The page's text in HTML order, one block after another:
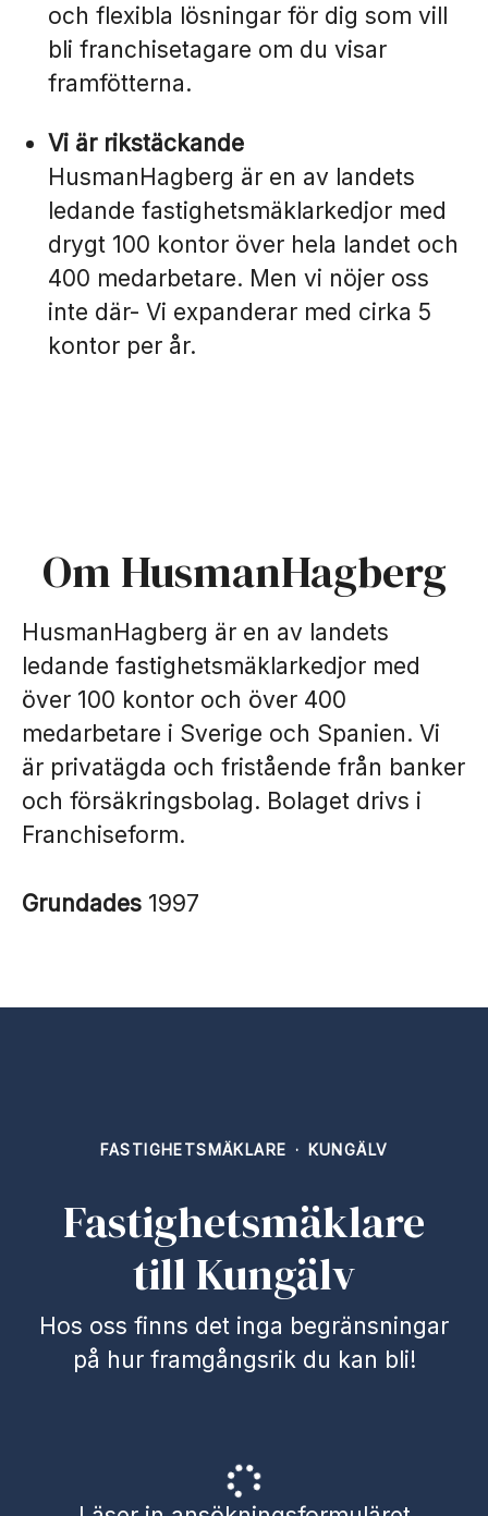
och flexibla lösningar för dig som vill
bli franchisetagare om du visar
framfötterna.
Vi är rikstäckande
HusmanHagberg är en av landets
ledande fastighetsmäklarkedjor med
drygt 100 kontor över hela landet och
400 medarbetare. Men vi nöjer oss
inte där- Vi expanderar med cirka 5
kontor per år.
Om HusmanHagberg
HusmanHagberg är en av landets
ledande fastighetsmäklarkedjor med
över 100 kontor och över 400
medarbetare i Sverige och Spanien. Vi
är privatägda och fristående från banker
och försäkringsbolag. Bolaget drivs i
Franchiseform.
Grundades 1997
FASTIGHETSMÄKLARE · KUNGÄLV
Fastighetsmäklare
till Kungälv
Hos oss finns det inga begränsningar
på hur framgångsrik du kan bli!